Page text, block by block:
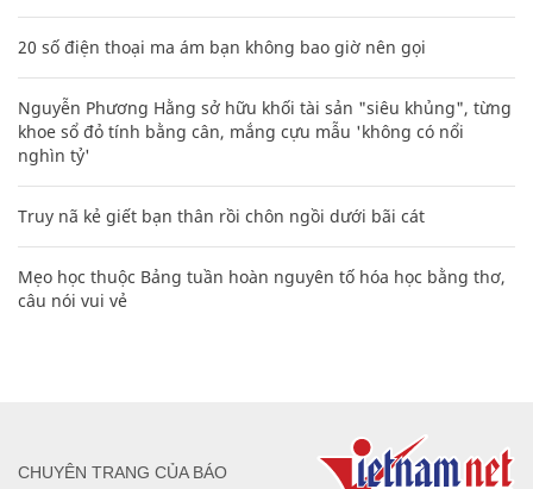
20 số điện thoại ma ám bạn không bao giờ nên gọi
Nguyễn Phương Hằng sở hữu khối tài sản "siêu khủng", từng
khoe sổ đỏ tính bằng cân, mắng cựu mẫu 'không có nổi
nghìn tỷ'
Truy nã kẻ giết bạn thân rồi chôn ngồi dưới bãi cát
Mẹo học thuộc Bảng tuần hoàn nguyên tố hóa học bằng thơ,
câu nói vui vẻ
CHUYÊN TRANG CỦA BÁO